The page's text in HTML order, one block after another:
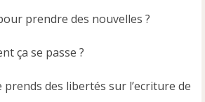
prendre des nouvelles ?
ça se passe ?
prends des libertés sur l’ecriture de